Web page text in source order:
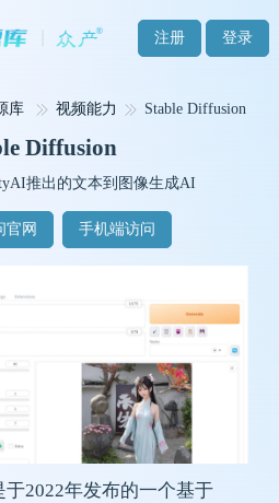
注册 登录
库 视频能力 Stable Diffusion
Diffusion
推出的文本到图像生成AI
官网 手机端访问
于2022年发布的一个基于